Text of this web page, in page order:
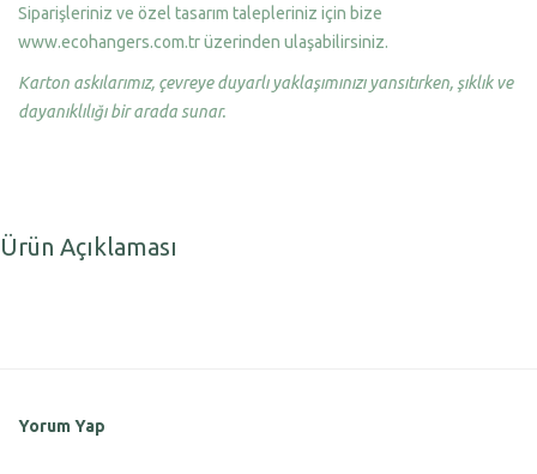
Siparişleriniz ve özel tasarım talepleriniz için bize
www.ecohangers.com.tr üzerinden ulaşabilirsiniz.
Karton askılarımız, çevreye duyarlı yaklaşımınızı yansıtırken, şıklık ve
dayanıklılığı bir arada sunar.
Ürün Açıklaması
Yorum Yap